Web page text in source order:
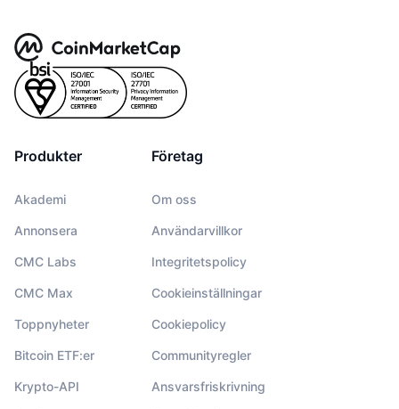
Produkter
Akademi
Annonsera
CMC Labs
CMC Max
Toppnyheter
Bitcoin ETF:er
Krypto-API
Företag
Om oss
Användarvillkor
Integritetspolicy
Cookieinställningar
Cookiepolicy
Communityregler
Ansvarsfriskrivning